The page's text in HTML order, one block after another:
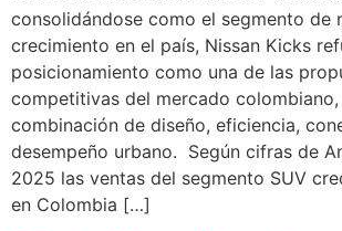
consolidándose como el segmento de
crecimiento en el país, Nissan Kicks
posicionamiento como una de las
competitivas del mercado colombiano,
combinación de diseño, eficiencia,
desempeño urbano. Según cifras de
2025 las ventas del segmento SUV
en Colombia […]